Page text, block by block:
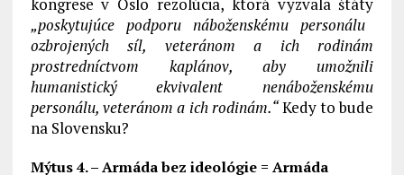
kongrese v Oslo rezolúcia, ktorá vyzvala štáty
„poskytujúce podporu náboženskému personálu
ozbrojených síl, veteránom a ich rodinám
prostredníctvom kaplánov, aby umožnili
humanistický ekvivalent nenáboženskému
personálu, veteránom a ich rodinám.“Kedy to bude
na Slovensku?
Mýtus 4. – Armáda bez ideológie = Armáda